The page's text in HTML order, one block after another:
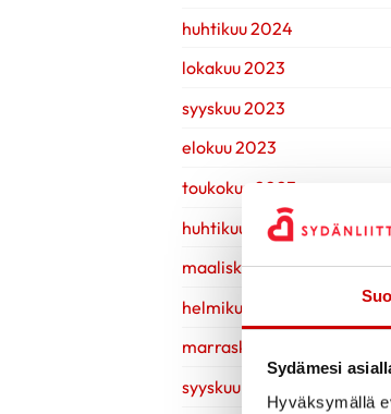
Sydämesi
Hyväksymällä
huhtikuu 2024
lokakuu 2023
syyskuu 2023
elokuu 2023
toukokuu 2023
huhtikuu 2023
maaliskuu 2023
helmikuu 2023
marraskuu 2022
syyskuu 2022